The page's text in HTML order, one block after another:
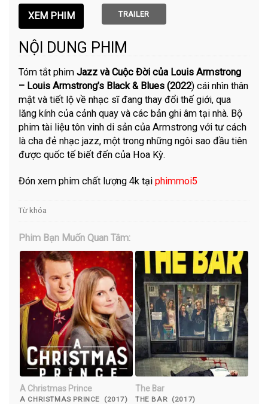
TRAILER
NỘI DUNG PHIM
Tóm tắt phim Jazz và Cuộc Đời của Louis Armstrong
– Louis Armstrong’s Black & Blues (2022) cái nhìn thân
mật và tiết lộ về nhạc sĩ đang thay đổi thế giới, qua
lăng kính của cảnh quay và các bản ghi âm tại nhà. Bộ
phim tài liệu tôn vinh di sản của Armstrong với tư cách
là cha đẻ nhạc jazz, một trong những ngôi sao đầu tiên
được quốc tế biết đến của Hoa Kỳ.
Đón xem phim chất lượng 4k tạiphimmoi5
Từ khóa
Phim Bạn Muốn Quan Tâm:
A Christmas Prince
A CHRISTMAS PRINCE (2017)
The Bar
THE BAR (2017)